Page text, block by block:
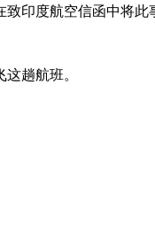
印度航空信函中将此
趟航班。